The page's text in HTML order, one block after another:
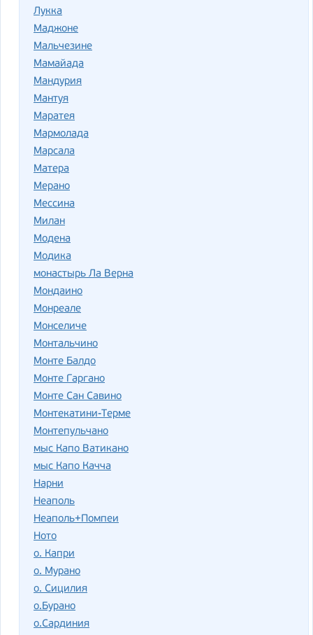
Лукка
Маджоне
Мальчезине
Мамайада
Мандурия
Мантуя
Маратея
Мармолада
Марсала
Матера
Мерано
Мессина
Милан
Модена
Модика
монастырь Ла Верна
Мондаино
Монреале
Монселиче
Монтальчино
Монте Балдо
Монте Гаргано
Монте Сан Савино
Монтекатини-Терме
Монтепульчано
мыс Капо Ватикано
мыс Капо Качча
Нарни
Неаполь
Неаполь+Помпеи
Ното
о. Капри
о. Мурано
о. Сицилия
о.Бурано
о.Сардиния